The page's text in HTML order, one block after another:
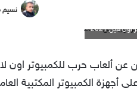
نسيم
عن ألعاب حرب للكمبيوتر اون
أجهزة الكمبيوتر المكتبية